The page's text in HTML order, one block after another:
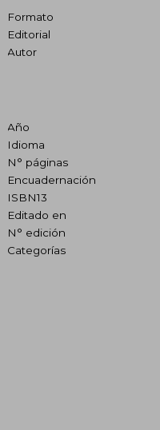
Formato
Editorial
Autor
Año
Idioma
N° páginas
Encuadernación
ISBN13
Editado en
N° edición
Categorías